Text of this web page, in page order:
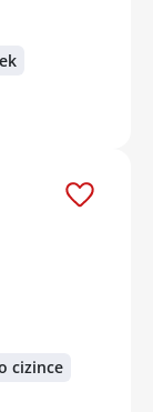
cizince